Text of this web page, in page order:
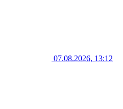
07.08.2026, 13:12